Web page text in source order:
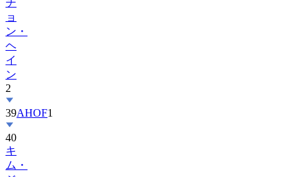
ン・
ヘ
イ
ン
2
39
40
キ
ム・
ジ
ウ